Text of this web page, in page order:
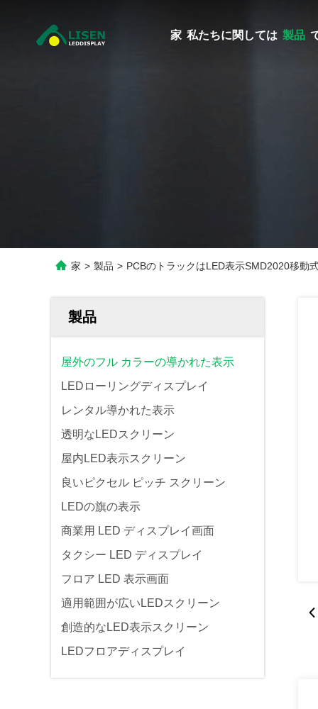
家 私たちに関しては 製品
家 > 製品 > PCBのトラックはLED表示SMD2020移動
製品
屋外のフル カラーの導かれた表示
LEDローリングディスプレイ
レンタル導かれた表示
透明なLEDスクリーン
屋内LED表示スクリーン
良いピクセル ピッチ スクリーン
LEDの旗の表示
商業用 LED ディスプレイ画面
タクシー LED ディスプレイ
フロア LED 表示画面
適用範囲が広いLEDスクリーン
創造的なLED表示スクリーン
LEDフロアディスプレイ